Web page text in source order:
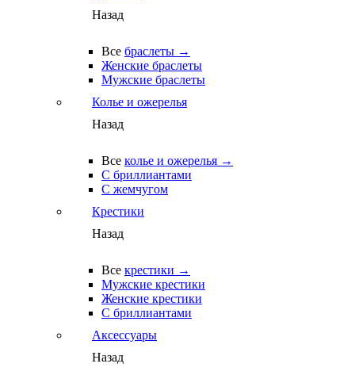
Назад
Все браслеты →
Женские браслеты
Мужские браслеты
Колье и ожерелья
Назад
Все колье и ожерелья →
С бриллиантами
С жемчугом
Крестики
Назад
Все крестики →
Мужские крестики
Женские крестики
С бриллиантами
Аксессуары
Назад